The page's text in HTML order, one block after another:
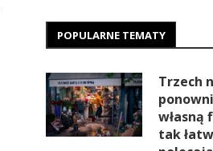
POPULARNE TEMATY
Trzech
własną
tak